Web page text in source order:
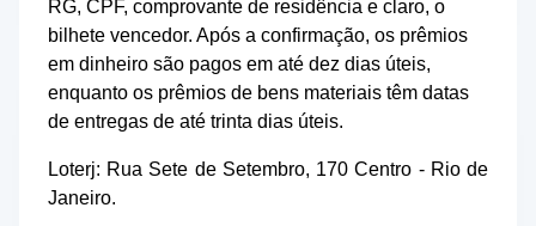
RG, CPF, comprovante de residência e claro, o
bilhete vencedor. Após a confirmação, os prêmios
em dinheiro são pagos em até dez dias úteis,
enquanto os prêmios de bens materiais têm datas
de entregas de até trinta dias úteis.
Loterj: Rua Sete de Setembro, 170 Centro - Rio de
Janeiro.